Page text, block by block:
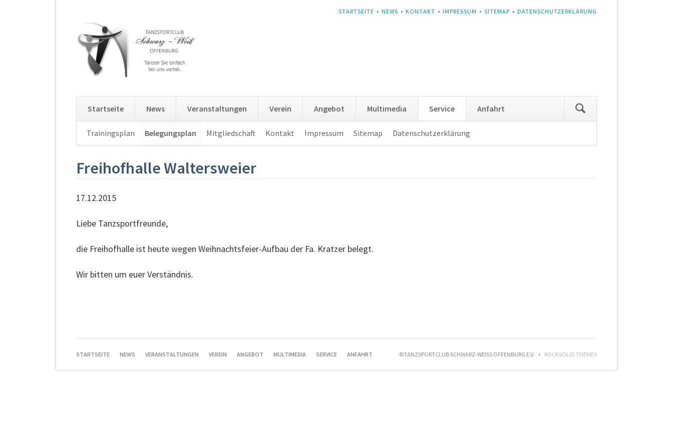
NAVIGATION
STARTSEITE NEWS KONTAKT IMPRESSUM SITEMAP DATENSCHUTZERKLÄRUNG
überspringen
Startseite News Veranstaltungen Verein Angebot Multimedia Service Anfahrt
überspringen
überspringen
Trainingsplan Belegungsplan Mitgliedschaft Kontakt Impressum Sitemap Datenschutzerklärung
Freihofhalle Waltersweier
17.12.2015
Liebe Tanzsportfreunde,
die Freihofhalle ist heute wegen Weihnachtsfeier-Aufbau der Fa. Kratzer belegt.
Wir bitten um euer Verständnis.
NAVIGATION
STARTSEITE NEWS VERANSTALTUNGEN VEREIN ANGEBOT MULTIMEDIA SERVICE ANFAHRT ©TANZSPORTCLUB SCHWARZ-WEISS OFFENBURG E.V. ROCKSOLID THEMES